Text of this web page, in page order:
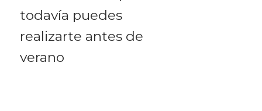
todavía puedes
realizarte antes de
verano